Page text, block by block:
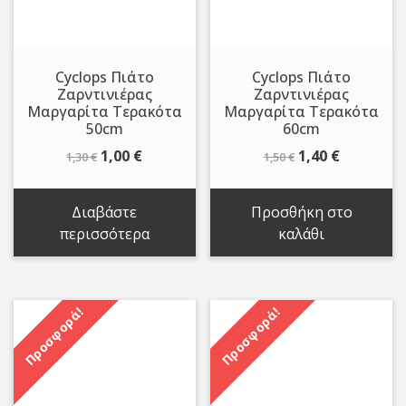
Cyclops Πιάτο
Ζαρντινιέρας
Μαργαρίτα Τερακότα
50cm
1,30€ Original
1,30 €.
1,00 €Η
1,00 €.
Διαβάστε
περισσότερα
Cyclops Πιάτο
Ζαρντινιέρας
Μαργαρίτα Τερακότα
60cm
1,50€ Original
1,50 €.
1,40 €Η
είναι:
Προσθήκη στο
καλάθι
Προσφορά! Προσφορά!